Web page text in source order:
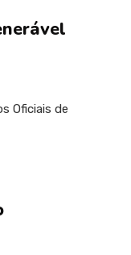
Oficiais de